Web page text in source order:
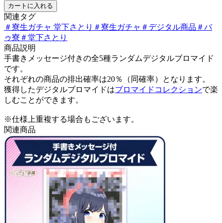
カートに入れる
関連タグ
＃寮生ガチャ 堂下さとり ＃寮生ガチャ ＃ デジタル商品 ＃バ
ゥ寮 ＃堂下さとり
商品説明
手書きメッセージ付きの全5種ランダムデジタルブロマイド
です。
それぞれの商品の排出確率は20％（同確率）となります。
獲得したデジタルブロマイドはブロマイドコレクションで楽
しむことができます。
※仕様上重複する場合もございます。
関連商品